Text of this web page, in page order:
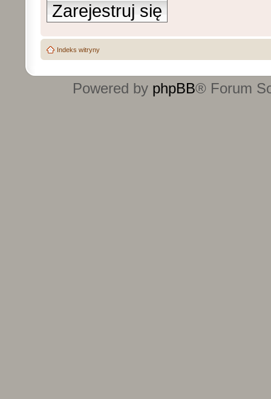
Zarejestruj się
Indeks witryny
Powered by phpBB® Forum